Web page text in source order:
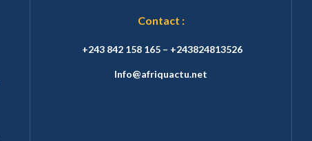
Contact :
+243 842 158 165 – +243824813526
Info@afriquactu.net